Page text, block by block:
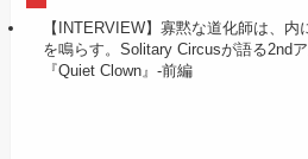
【INTERVIEW】寡黙な道化師は、内
を鳴らす。Solitary Circusが語る2nd
『Quiet Clown』-前編